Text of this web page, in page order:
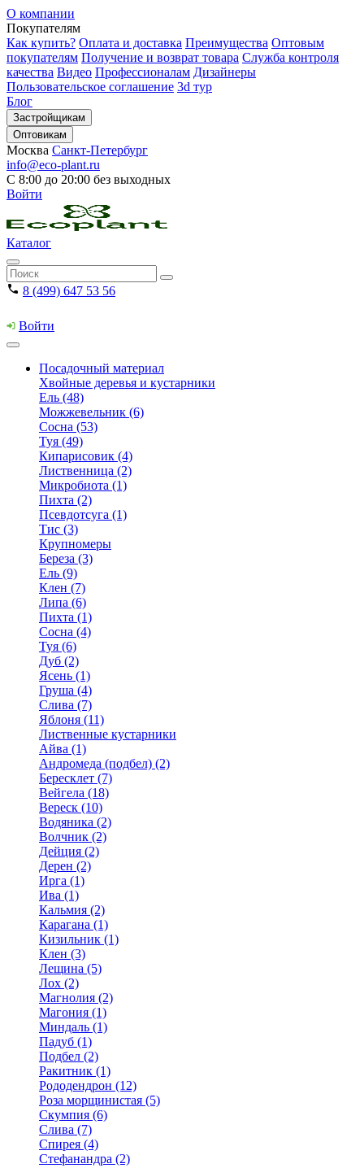
О компании
Покупателям
Как купить? Оплата и доставка Преимущества Оптовым
покупателям Получение и возврат товара Служба контроля
качества Видео Профессионалам Дизайнеры
Пользовательское соглашение 3d тур
Блог
Застройщикам
Оптовикам
Москва Санкт-Петербург
info@eco-plant.ru
С 8:00 до 20:00 без выходных
Войти
Каталог
8 (499) 647 53 56
Войти
Посадочный материал
Хвойные деревья и кустарники
Ель (48)
Можжевельник (6)
Сосна (53)
Туя (49)
Кипарисовик (4)
Лиственница (2)
Микробиота (1)
Пихта (2)
Псевдотсуга (1)
Тис (3)
Крупномеры
Береза (3)
Ель (9)
Клен (7)
Липа (6)
Пихта (1)
Сосна (4)
Туя (6)
Дуб (2)
Ясень (1)
Груша (4)
Слива (7)
Яблоня (11)
Лиственные кустарники
Айва (1)
Андромеда (подбел) (2)
Бересклет (7)
Вейгела (18)
Вереск (10)
Водяника (2)
Волчник (2)
Дейция (2)
Дерен (2)
Ирга (1)
Ива (1)
Кальмия (2)
Карагана (1)
Кизильник (1)
Клен (3)
Лещина (5)
Лох (2)
Магнолия (2)
Магония (1)
Миндаль (1)
Падуб (1)
Подбел (2)
Ракитник (1)
Рододендрон (12)
Роза морщинистая (5)
Скумпия (6)
Слива (7)
Спирея (4)
Стефанандра (2)